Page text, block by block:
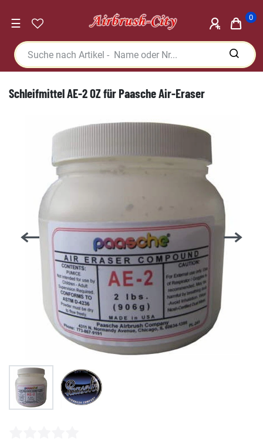
☰ 0
Schleifmittel AE-2 OZ für Paasche Air-Eraser